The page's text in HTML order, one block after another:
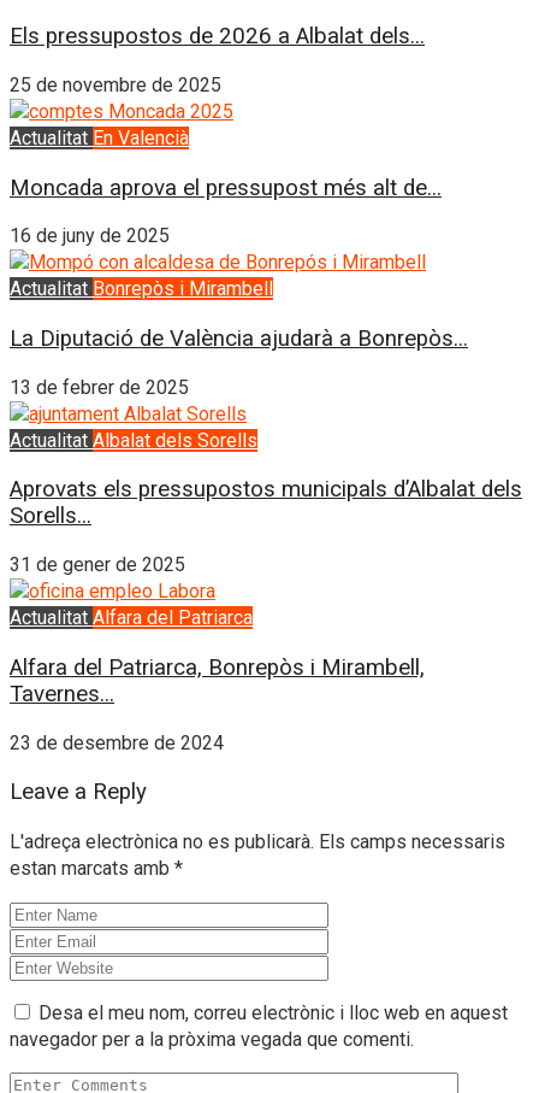
Els pressupostos de 2026 a Albalat dels...
25 de novembre de 2025
Actualitat En Valencià
Moncada aprova el pressupost més alt de...
16 de juny de 2025
Actualitat Bonrepòs i Mirambell
La Diputació de València ajudarà a Bonrepòs...
13 de febrer de 2025
Actualitat Albalat dels Sorells
Aprovats els pressupostos municipals d’Albalat dels
Sorells...
31 de gener de 2025
Actualitat Alfara del Patriarca
Alfara del Patriarca, Bonrepòs i Mirambell,
Tavernes...
23 de desembre de 2024
Leave a Reply
L'adreça electrònica no es publicarà. Els camps necessaris
estan marcats amb *
Desa el meu nom, correu electrònic i lloc web en aquest
navegador per a la pròxima vegada que comenti.